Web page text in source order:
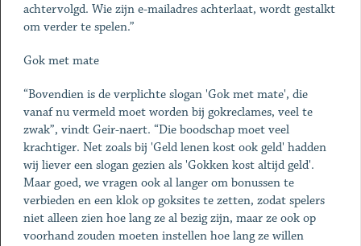
achtervolgd. Wie zijn e-mailadres achterlaat, wordt gestalkt
om verder te spelen.”
Gok met mate
“Bovendien is de verplichte slogan 'Gok met mate', die
vanaf nu vermeld moet worden bij gokreclames, veel te
zwak”, vindt Geir-naert. “Die boodschap moet veel
krachtiger. Net zoals bij 'Geld lenen kost ook geld' hadden
wij liever een slogan gezien als 'Gokken kost altijd geld'.
Maar goed, we vragen ook al langer om bonussen te
verbieden en een klok op goksites te zetten, zodat spelers
niet alleen zien hoe lang ze al bezig zijn, maar ze ook op
voorhand zouden moeten instellen hoe lang ze willen